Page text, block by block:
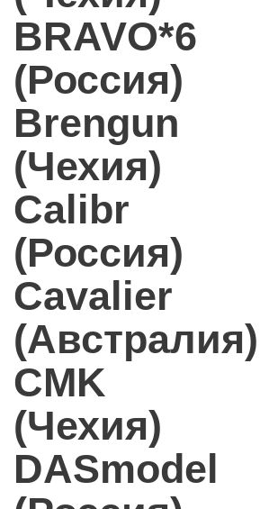
BRAVO*6
(Россия)
Brengun
(Чехия)
Calibr
(Россия)
Cavalier
(Австралия)
CMK
(Чехия)
DASmodel